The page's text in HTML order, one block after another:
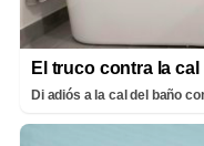
El truco contra la cal
Di adiós a la cal del baño